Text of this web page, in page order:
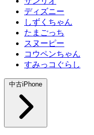
ディズニー
しずくちゃん
たまごっち
スヌーピー
コウペンちゃん
すみっコぐらし
中古iPhone